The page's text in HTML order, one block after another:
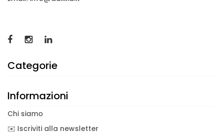
Categorie
Informazioni
Chi siamo
✉️ Iscriviti alla newsletter